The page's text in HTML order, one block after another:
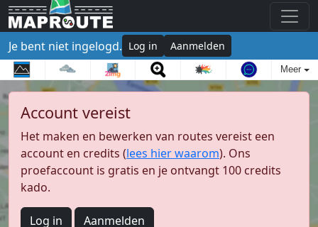
Je bent niet ingelogd. Log in Aanmelden
Meer
Account vereist
Het maken en bewerken van routes vereist een
account en credits (lees hier waarom). Ons
proefaccount is gratis en je ontvangt 100 credits
kado.
Log in Aanmelden